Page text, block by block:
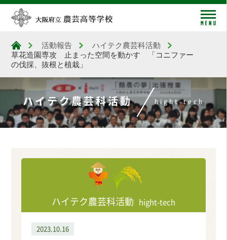
大阪府立農芸高等学校
活動報告
ハイテク農芸科活動
草花造園専攻 止まった空間を動かす 「コニファー
の伐採、抜根と植栽」
ハイテク農芸科活動 hight-tech
ハイテク農芸科活動 hight-tech
2023.10.16